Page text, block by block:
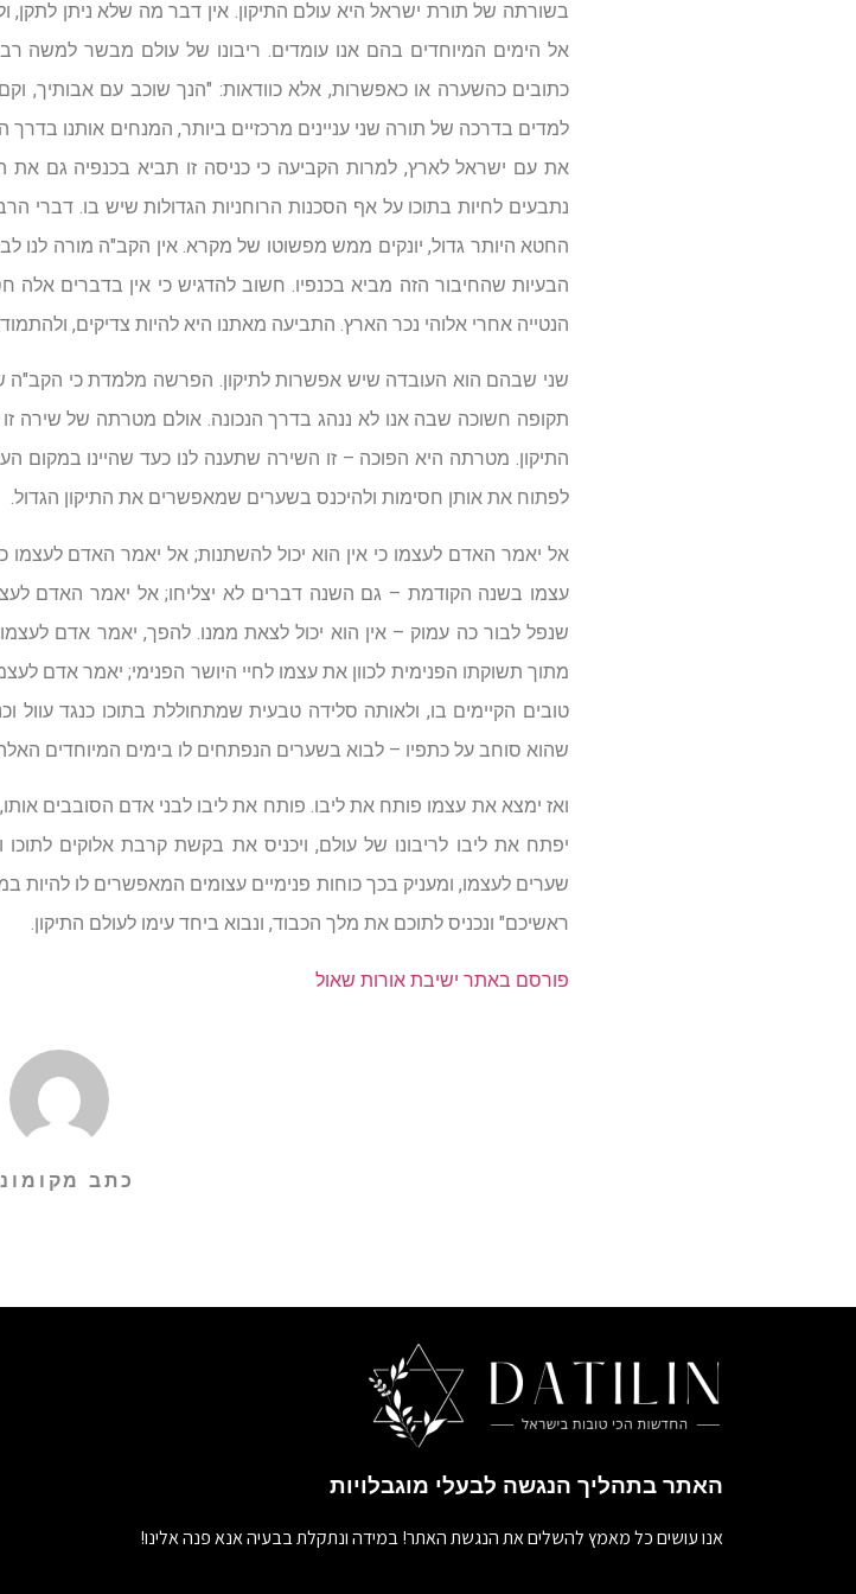
בשורתה של תורת ישראל היא עולם התיקון. אין דבר מה שלא ניתן
אל הימים המיוחדים בהם אנו עומדים. ריבונו של עולם מבשר למשה
כתובים כהשערה או כאפשרות, אלא כוודאות: "הנך שוכב עם אבותיך,
למדים בדרכה של תורה שני עניינים מרכזיים ביותר, המנחים אותנו
את עם ישראל לארץ, למרות הקביעה כי כניסה זו תביא בכנפיה גם את
נתבעים לחיות בתוכו על אף הסכנות הרוחניות הגדולות שיש בו. דברי
החטא היותר גדול, יונקים ממש מפשוטו של מקרא. אין הקב"ה מורה לנו
הבעיות שהחיבור הזה מביא בכנפיו. חשוב להדגיש כי אין בדברים אלה
הנטייה אחרי אלוהי נכר הארץ. התביעה מאתנו היא להיות צדיקים,
שני שבהם הוא העובדה שיש אפשרות לתיקון. הפרשה מלמדת כי הקב"ה
תקופה חשוכה שבה אנו לא ננהג בדרך הנכונה. אולם מטרתה של שירה
התיקון. מטרתה היא הפוכה – זו השירה שתענה לנו כעד שהיינו במקום
לפתוח את אותן חסימות ולהיכנס בשערים שמאפשרים את התיקון הגדול.
אל יאמר האדם לעצמו כי אין הוא יכול להשתנות; אל יאמר האדם לעצמו
עצמו בשנה הקודמת – גם השנה דברים לא יצליחו; אל יאמר האדם
שנפל לבור כה עמוק – אין הוא יכול לצאת ממנו. להפך, יאמר אדם
מתוך תשוקתו הפנימית לכוון את עצמו לחיי היושר הפנימי; יאמר אדם
טובים הקיימים בו, ולאותה סלידה טבעית שמתחוללת בתוכו כנגד עוול
שהוא סוחב על כתפיו – לבוא בשערים הנפתחים לו בימים המיוחדים
ואז ימצא את עצמו פותח את ליבו. פותח את ליבו לבני אדם הסובבים
יפתח את ליבו לריבונו של עולם, ויכניס את בקשת קרבת אלוקים
שערים לעצמו, ומעניק בכך כוחות פנימיים עצומים המאפשרים לו
ראשיכם" ונכניס לתוכם את מלך הכבוד, ונבוא ביחד עימו לעולם התיקון.
פורסם באתר ישיבת אורות שאול
כתב
האתר בתהליך הנגשה לבעלי מוגבלויות
אנו עושים כל מאמץ להשלים את הנגשת האתר! במידה ונתקלת בבעיה אנא פנה אלינו!